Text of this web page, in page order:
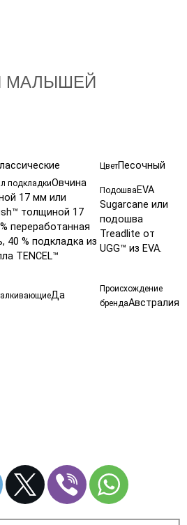
МАЛЫШЕЙ
ЦветПесочный
подкладкиОвчина
17 мм или
толщиной 17
переработанная
40 % подкладка из
TENCEL™
Подошва EVA
Sugarcane или
подошва
Treadlite от
UGG™ из EVA.
Да
Происхождение
брендаАвстралия